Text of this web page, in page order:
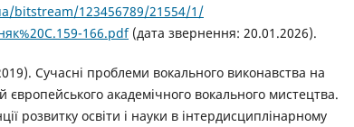
bitstream/123456789/21554/1/
166.pdf(дата звернення: 20.01.2026).
Сучасні проблеми вокального виконавства на
європейського академічного вокального мистецтва.
розвитку освіти і науки в інтердисциплінарному